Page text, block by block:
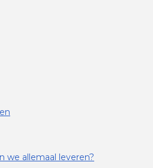
we allemaal leveren?